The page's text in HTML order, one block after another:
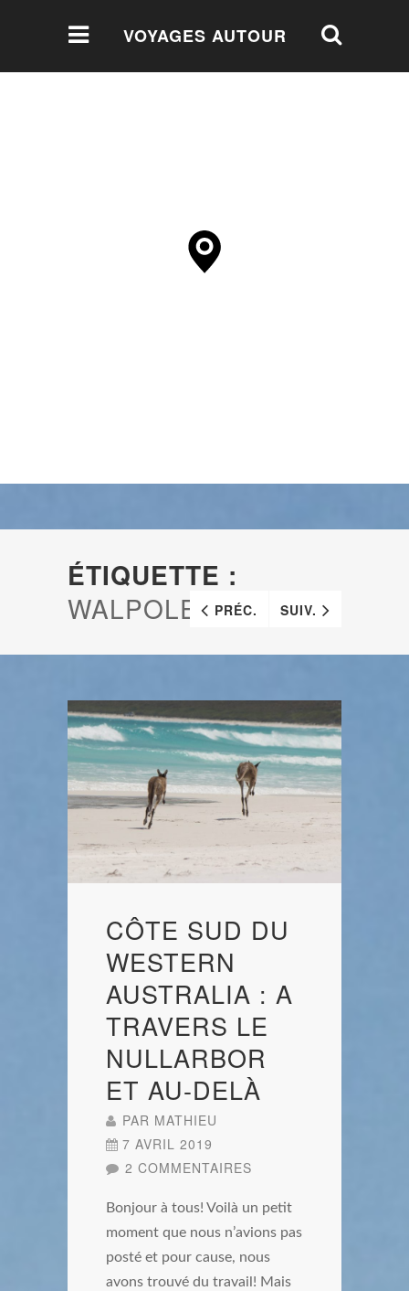
VOYAGES AUTOUR
ÉTIQUETTE :
WALPOLE PRÉC. SUIV.
CÔTE SUD DU
WESTERN
AUSTRALIA : A
TRAVERS LE
NULLARBOR
ET AU-DELÀ
PAR MATHIEU
7 AVRIL 2019
2 COMMENTAIRES
Bonjour à tous! Voilà un petit
moment que nous n’avions pas
posté et pour cause, nous
avons trouvé du travail! Mais